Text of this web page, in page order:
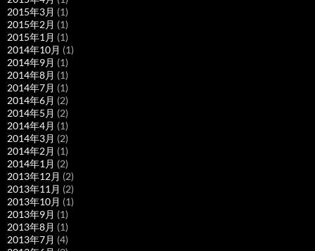
2015年3月 (1)
2015年2月 (1)
2015年1月 (1)
2014年10月 (1)
2014年9月 (1)
2014年8月 (1)
2014年7月 (1)
2014年6月 (2)
2014年5月 (2)
2014年4月 (1)
2014年3月 (2)
2014年2月 (1)
2014年1月 (2)
2013年12月 (2)
2013年11月 (2)
2013年10月 (1)
2013年9月 (1)
2013年8月 (1)
2013年7月 (4)